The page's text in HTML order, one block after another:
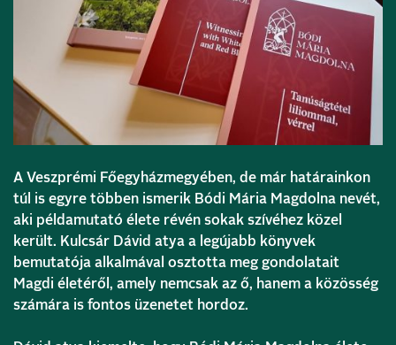
A Veszprémi Főegyházmegyében, de már határainkon
túl is egyre többen ismerik Bódi Mária Magdolna nevét,
aki példamutató élete révén sokak szívéhez közel
került. Kulcsár Dávid atya a legújabb könyvek
bemutatója alkalmával osztotta meg gondolatait
Magdi életéről, amely nemcsak az ő, hanem a közösség
számára is fontos üzenetet hordoz.